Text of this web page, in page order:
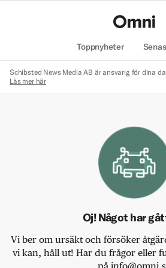
Toppnyheter
Schibsted News Media AB är ansvarig för dina
Läs mer här
Oj! Något har
Vi ber om ursäkt och försöker
vi kan, håll ut! Har du frågor eller